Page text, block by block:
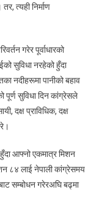
त्यही निर्माण
गरेर पूर्वाधारको
सुविधा नरहेको हुँदा
नदीहरूमा पानीको बहाव
पूर्ण सुविधा दिन कांग्रेसले
दक्ष प्राविधिक, दक्ष
आफ्नो एकमात्र मिशन
८४ लाई नेपाली कांग्रेसमय
सम्बोधन गरेरअघि बढ्मा